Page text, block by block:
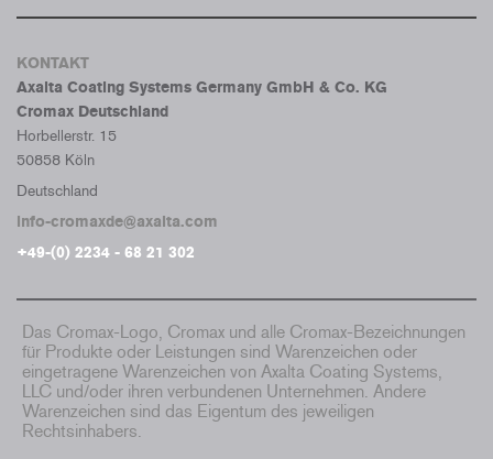
KONTAKT
Axalta Coating Systems Germany GmbH & Co. KG
Cromax Deutschland
Horbellerstr. 15
50858 Köln
Deutschland
info-cromaxde@axalta.com
+49-(0) 2234 - 68 21 302
Das Cromax-Logo, Cromax und alle Cromax-Bezeichnungen
für Produkte oder Leistungen sind Warenzeichen oder
eingetragene Warenzeichen von Axalta Coating Systems,
LLC und/oder ihren verbundenen Unternehmen. Andere
Warenzeichen sind das Eigentum des jeweiligen
Rechtsinhabers.